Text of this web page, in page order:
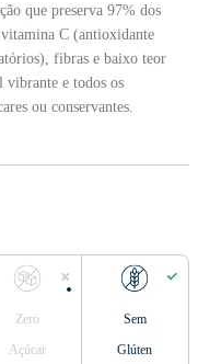
que preserva 97% dos
C (antioxidante
fibras e baixo teor
vibrante e todos os
ou conservantes.
Zero
Açúcar
Sem
Glúten